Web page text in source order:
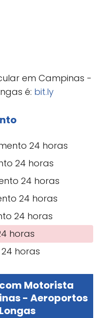
em Campinas -
é: bit.ly
24 horas
24 horas
24 horas
24 horas
24 horas
horas
horas
Motorista
- Aeroportos